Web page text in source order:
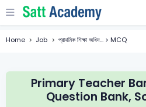
Home Job প্রাথমিক শিক্ষা অধিদ... > MCQ
Primary Teacher
Question Bank,